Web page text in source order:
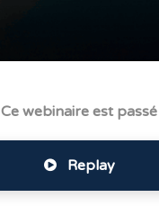
Ce webinaire est passé
Replay